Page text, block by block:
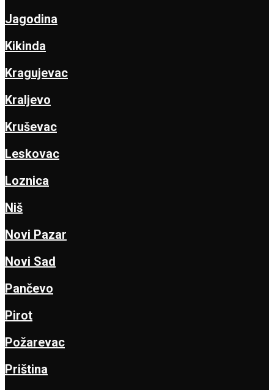
Jagodina
Kikinda
Kragujevac
Kraljevo
Kruševac
Leskovac
Loznica
Niš
Novi Pazar
Novi Sad
Pančevo
Pirot
Požarevac
Priština